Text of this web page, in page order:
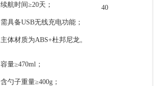
续航时间≥20天；
需具备USB无线充电功能；
主体材质为ABS+杜邦尼龙。
40
容量≥470ml；
含勺子重量≥400g；